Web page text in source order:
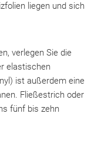
liegen und sich
verlegen Sie die
elastischen
ist außerdem eine
Fließestrich oder
fünf bis zehn